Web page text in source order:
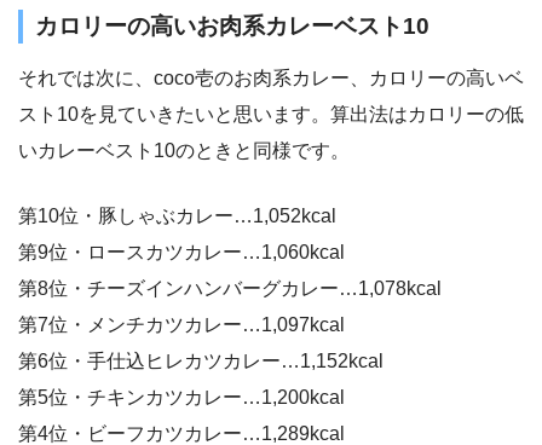
カロリーの高いお肉系カレーベスト10
それでは次に、coco壱のお肉系カレー、カロリーの高いベ
スト10を見ていきたいと思います。算出法はカロリーの低
いカレーベスト10のときと同様です。
第10位・豚しゃぶカレー…1,052kcal
第9位・ロースカツカレー…1,060kcal
第8位・チーズインハンバーグカレー…1,078kcal
第7位・メンチカツカレー…1,097kcal
第6位・手仕込ヒレカツカレー…1,152kcal
第5位・チキンカツカレー…1,200kcal
第4位・ビーフカツカレー…1,289kcal